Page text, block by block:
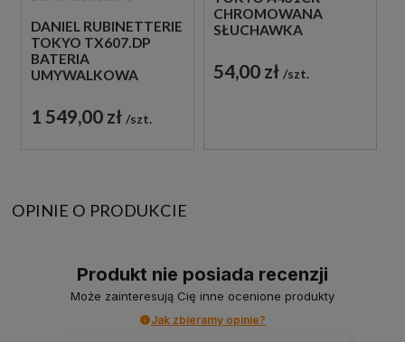
DANIEL RUBINETTERIE
TOKYO TX607.DP
BATERIA
UMYWALKOWA
JEDNOUCHWYTOWA
ZŁOTO
1 549,00 zł szt.
CHROMOWANA
SŁUCHAWKA
54,00 zł szt.
OPINIE O PRODUKCIE
Produkt nie posiada recenzji
Może zainteresują Cię inne ocenione produkty
Jak zbieramy opinie?